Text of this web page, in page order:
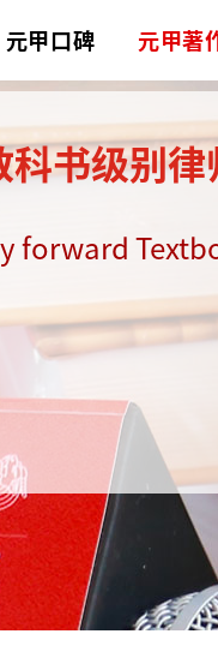
元甲口碑 元甲著
书级别
forward